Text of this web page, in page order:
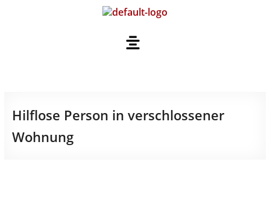
Hilflose Person in verschlossener
Wohnung